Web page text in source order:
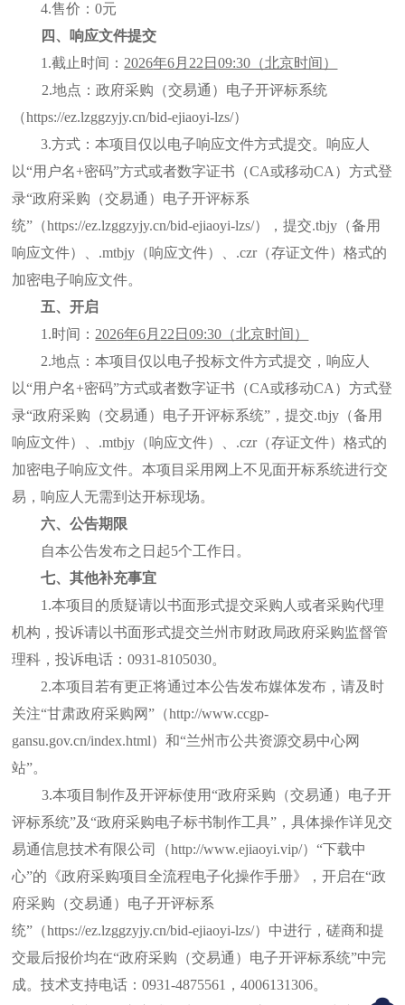
4.售价：0元
四、 响应文件提交
1.截止时间： 2026年6月 22 日09:30（北京时间）
2.地点：政府采购（交易通）电子开评标系统
（https://ez.lzggzyjy.cn/bid-ejiaoyi-lzs/）
3.方式：本项目仅以电子响应文件方式提交。响应人
以“用户名+密码”方式或者数字证书（CA或移动CA）方式登
录“政府采购（交易通）电子开评标系
统”（https://ez.lzggzyjy.cn/bid-ejiaoyi-lzs/），提交.tbjy（备用
响应文件）、.mtbjy（响应文件）、.czr（存证文件）格式的
加密电子响应文件。
五、开启
1 .时间： 2026年6月 22 日09:30（北京时间）
2.地点：本项目仅以电子投标文件方式提交，响应人
以“用户名+密码”方式或者数字证书（CA或移动CA）方式登
录“政府采购（交易通）电子开评标系统” ，提交.tbjy（备用
响应文件）、.mtbjy（响应文件）、.czr（存证文件）格式的
加密电子响应文件。本项目采用网上不见面开标系统进行交
易， 响应人 无需到达开标现场。
六、公告期限
自本公告发布之日起5个工作日。
七、其他补充事宜
1.本项目的质疑请以书面形式提交采购人或者采购代理
机构，投诉请以书面形式提交兰州市财政局政府采购监督管
理科，投诉电话：0931-8105030。
2.本项目若有更正将通过本公告发布媒体发布，请及时
关注“甘肃政府采购网”（http://www.ccgp-
gansu.gov.cn/index.html）和“兰州市公共资源交易中心网
站”。
3.本项目制作及开评标使用“政府采购（交易通）电子开
评标系统”及“政府采购电子标书制作工具”，具体操作详见交
易通信息技术有限公司（http://www.ejiaoyi.vip/）“下载中
心”的《政府采购项目全流程电子化操作手册》，开启在“政
府采购（交易通）电子开评标系
统”（https://ez.lzggzyjy.cn/bid-ejiaoyi-lzs/）中进行，磋商和提
交最后报价均在“政府采购（交易通）电子开评标系统”中完
成。技术支持电话：0931-4875561，4006131306。